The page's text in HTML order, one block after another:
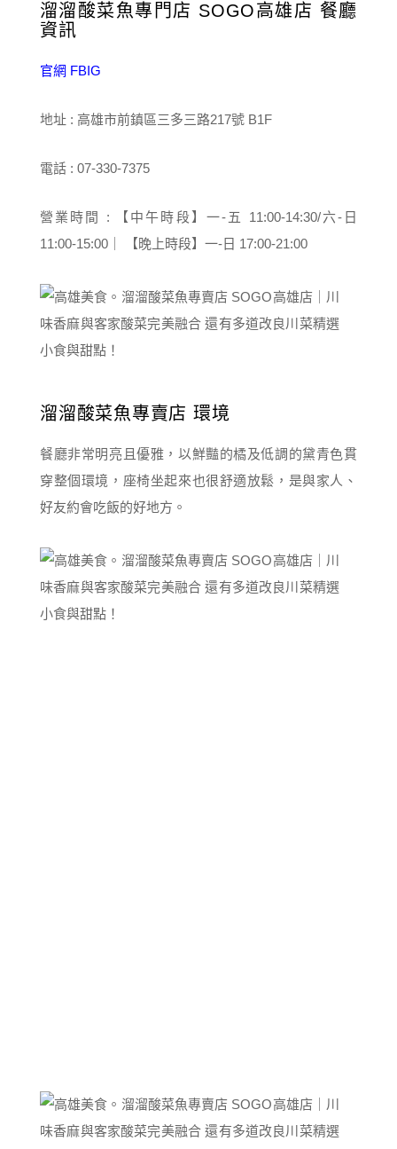
溜溜酸菜魚專門店 SOGO高雄店 餐廳
資訊
官網 FBIG
地址 : 高雄市前鎮區三多三路217號 B1F
電話 : 07-330-7375
營業時間 : 【中午時段】一-五 11:00-14:30/六-日
11:00-15:00｜ 【晚上時段】一-日 17:00-21:00
溜溜酸菜魚專賣店 環境
餐廳非常明亮且優雅，以鮮豔的橘及低調的黛青色貫
穿整個環境，座椅坐起來也很舒適放鬆，是與家人、
好友約會吃飯的好地方。